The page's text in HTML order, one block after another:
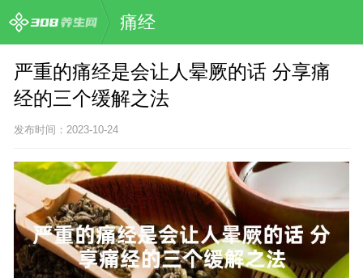
痛经
严重的痛经是会让人晕厥的话 分享痛
经的三个缓解之法
发布时间：2023-10-24